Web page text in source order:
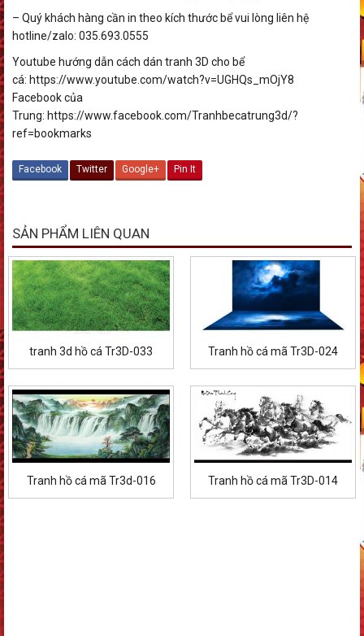
– Quý khách hàng cần in theo kích thước bể vui lòng liên hệ
hotline/zalo: 035.693.0555
Youtube hướng dẫn cách dán tranh 3D cho bể
cá: https://www.youtube.com/watch?v=UGHQs_mOjY8
Facebook của
Trung: https://www.facebook.com/Tranhbecatrung3d/?
ref=bookmarks
Facebook Twitter Google+ Pin It
SẢN PHẨM LIÊN QUAN
tranh 3d hồ cá Tr3D-033 Tranh hồ cá mã Tr3D-024
Tranh hồ cá mã Tr3d-016 Tranh hồ cá mã Tr3D-014